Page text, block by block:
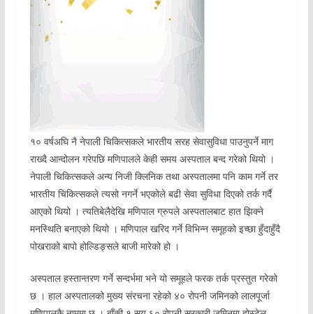
१० वर्षअघि नै नेपाली चिकित्सकले भारतीय सरह सेवासुविधा पाउनुपर्ने माग
राख्दै आन्दोलन गरेपछि मणिपालले केही समय अस्पताल बन्द गरेको थियो ।
नेपाली चिकित्सकले अन्य निजी क्लिनिक तथा अस्पतालमा पनि काम गर्ने तर
भारतीय चिकित्सकले त्यसो नगर्ने भएकोले बढी सेवा सुविधा दिएको तर्क गर्दै
आएको थियो । त्यतिबेलैदेखि मणिपाल ग्रुपले अस्पतालबाट हात झिक्ने
मनस्थिति बनाएको थियो । मणिपाल खरिद गर्ने विभिन्न समूहको इच्छा हुँदाहुँदै
पोखराको बापो होल्डिङ्सले बाजी मारेको हो ।
अस्पताल हस्तान्तरण गर्ने सन्दर्भमा भने यो समूहले फरक तर्क प्रस्तुत गरेको
छ । हाल अस्पतालको मुख्य संरचना रहेको ४० रोपनी जमिनको लालपूर्जा